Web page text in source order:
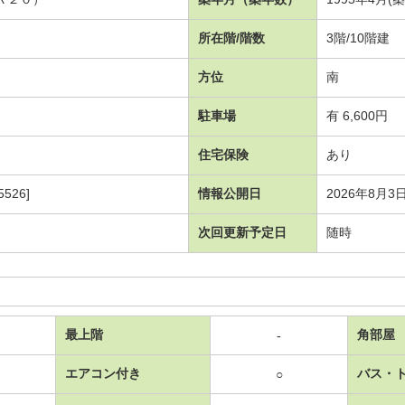
所在階/階数 3階/10階建
方位 南
駐車場 有 6,600円
住宅保険 あり
情報公開日 2026年8月3日
次回更新予定日 随時
最上階 - 角部屋
エアコン付き ○ バス・